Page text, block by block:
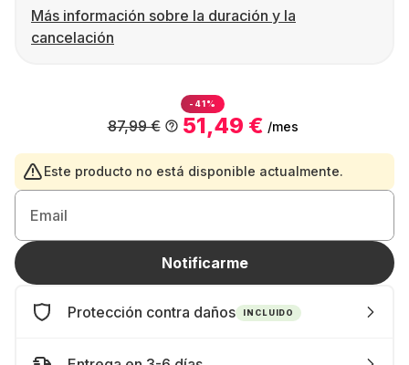
Más información sobre la duración y la
cancelación
-41%
51,49 € /mes
87,99 €
Este producto no está disponible actualmente.
Email
Notificarme
Protección contra daños INCLUIDO